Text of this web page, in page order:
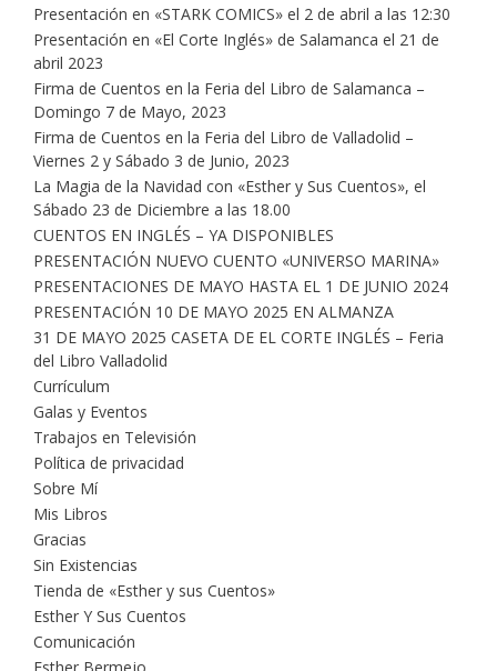
Presentación en «STARK COMICS» el 2 de abril a las 12:30
Presentación en «El Corte Inglés» de Salamanca el 21 de
abril 2023
Firma de Cuentos en la Feria del Libro de Salamanca –
Domingo 7 de Mayo, 2023
Firma de Cuentos en la Feria del Libro de Valladolid –
Viernes 2 y Sábado 3 de Junio, 2023
La Magia de la Navidad con «Esther y Sus Cuentos», el
Sábado 23 de Diciembre a las 18.00
CUENTOS EN INGLÉS – YA DISPONIBLES
PRESENTACIÓN NUEVO CUENTO «UNIVERSO MARINA»
PRESENTACIONES DE MAYO HASTA EL 1 DE JUNIO 2024
PRESENTACIÓN 10 DE MAYO 2025 EN ALMANZA
31 DE MAYO 2025 CASETA DE EL CORTE INGLÉS – Feria
del Libro Valladolid
Currículum
Galas y Eventos
Trabajos en Televisión
Política de privacidad
Sobre Mí
Mis Libros
Gracias
Sin Existencias
Tienda de «Esther y sus Cuentos»
Esther Y Sus Cuentos
Comunicación
Esther Bermejo